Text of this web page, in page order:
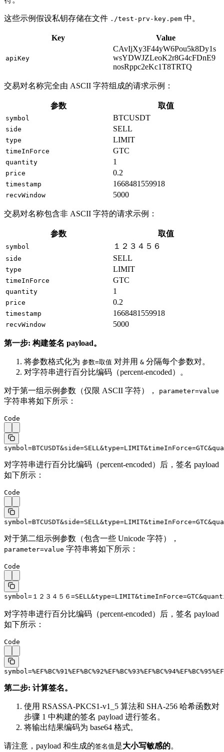
这些示例假设私钥存储在文件 ./test-prv-key.pem 中。
Key Value
apiKey
CAvIjXy3F44yW6Pou5k8Dy1s
wsYDWJZLeoK2r8G4cFDnE9
nosRppc2eKc1T8TRTQ
交易对名称完全由 ASCII 字符组成的请求示例：
参数 取值
symbol BTCUSDT
side SELL
type LIMIT
timeInForce GTC
quantity 1
price 0.2
timestamp 1668481559918
recvWindow 5000
交易对名称包含非 ASCII 字符的请求示例：
参数 取值
symbol １２３４５６
side SELL
type LIMIT
timeInForce GTC
quantity 1
price 0.2
timestamp 1668481559918
recvWindow 5000
第一步: 构建签名 payload。
将参数格式化为 参数=取值 对并用 & 分隔每个参数对。
对字符串进行百分比编码（percent-encoded）。
对于第一组示例参数（仅限 ASCII 字符）， parameter=value
字符串将如下所示：
Code
对字符串进行百分比编码（percent-encoded）后，签名 payload
如下所示：
Code
对于第二组示例参数（包含一些 Unicode 字符），
parameter=value 字符串将如下所示：
Code
symbol=１２３４５６
对字符串进行百分比编码（percent-encoded）后，签名 payload
如下所示：
Code
第二步: 计算签名。
使用 RSASSA-PKCS1-v1_5 算法和 SHA-256 哈希函数对
步骤 1 中构建的签名 payload 进行签名。
将输出结果编码为 base64 格式。
请注意，payload 和生成的签名值是大小写敏感的。